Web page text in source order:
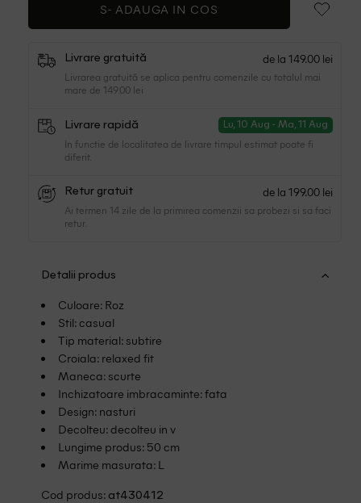
S- ADAUGA IN COS
Livrare gratuită de la 149.00 lei
Livrarea gratuită se aplica pentru comenzile cu totalul mai
mare de 149.00 lei
Livrare rapidă Lu, 10 Aug - Ma, 11 Aug
In functie de localitatea de livrare timpul estimat poate fi
diferit.
Retur gratuit de la 199.00 lei
Ai termen 14 zile de la primirea comenzii sa probezi si sa faci
retur.
Detalii produs
Culoare: Roz
Stil: casual
Tip material: subtire
Croiala: relaxed fit
Maneca: scurte
Inchizatoare imbracaminte: fata
Design: nasturi
Decolteu: decolteu in v
Lungime produs: 50 cm
Marime masurata: L
Cod produs: at430412